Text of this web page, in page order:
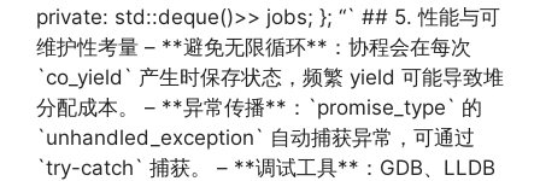
private: std::deque()>> jobs; }; “` ## 5. 性能与可
维护性考量 – **避免无限循环**：协程会在每次
`co_yield` 产生时保存状态，频繁 yield 可能导致堆
分配成本。 – **异常传播**：`promise_type` 的
`unhandled_exception` 自动捕获异常，可通过
`try-catch` 捕获。 – **调试工具**：GDB、LLDB